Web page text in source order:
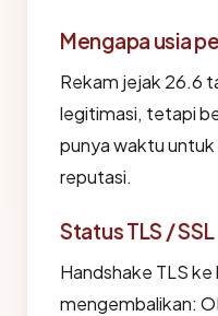
Mengapa usia
Rekam jejak 26.6
legitimasi, tetapi
punya waktu untuk
reputasi.
Status TLS / SSL
Handshake TLS
mengembalikan: